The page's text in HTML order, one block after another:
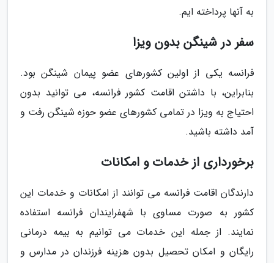
به آنها پرداخته ایم.
سفر در شینگن بدون ویزا
فرانسه یکی از اولین کشورهای عضو پیمان شینگن بود.
بنابراین، با داشتن اقامت کشور فرانسه، می توانید بدون
احتیاج به ویزا در تمامی کشورهای عضو حوزه شینگن رفت و
آمد داشته باشید.
برخورداری از خدمات و امکانات
دارندگان اقامت فرانسه می توانند از امکانات و خدمات این
کشور به صورت مساوی با شهفرایندان فرانسه استفاده
نمایند. از جمله این خدمات می توانیم به بیمه درمانی
رایگان و امکان تحصیل بدون هزینه فرزندان در مدارس و